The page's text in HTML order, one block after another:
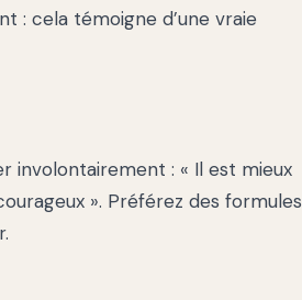
: cela témoigne d’une vraie
involontairement : « Il est mieux
». Préférez des formules